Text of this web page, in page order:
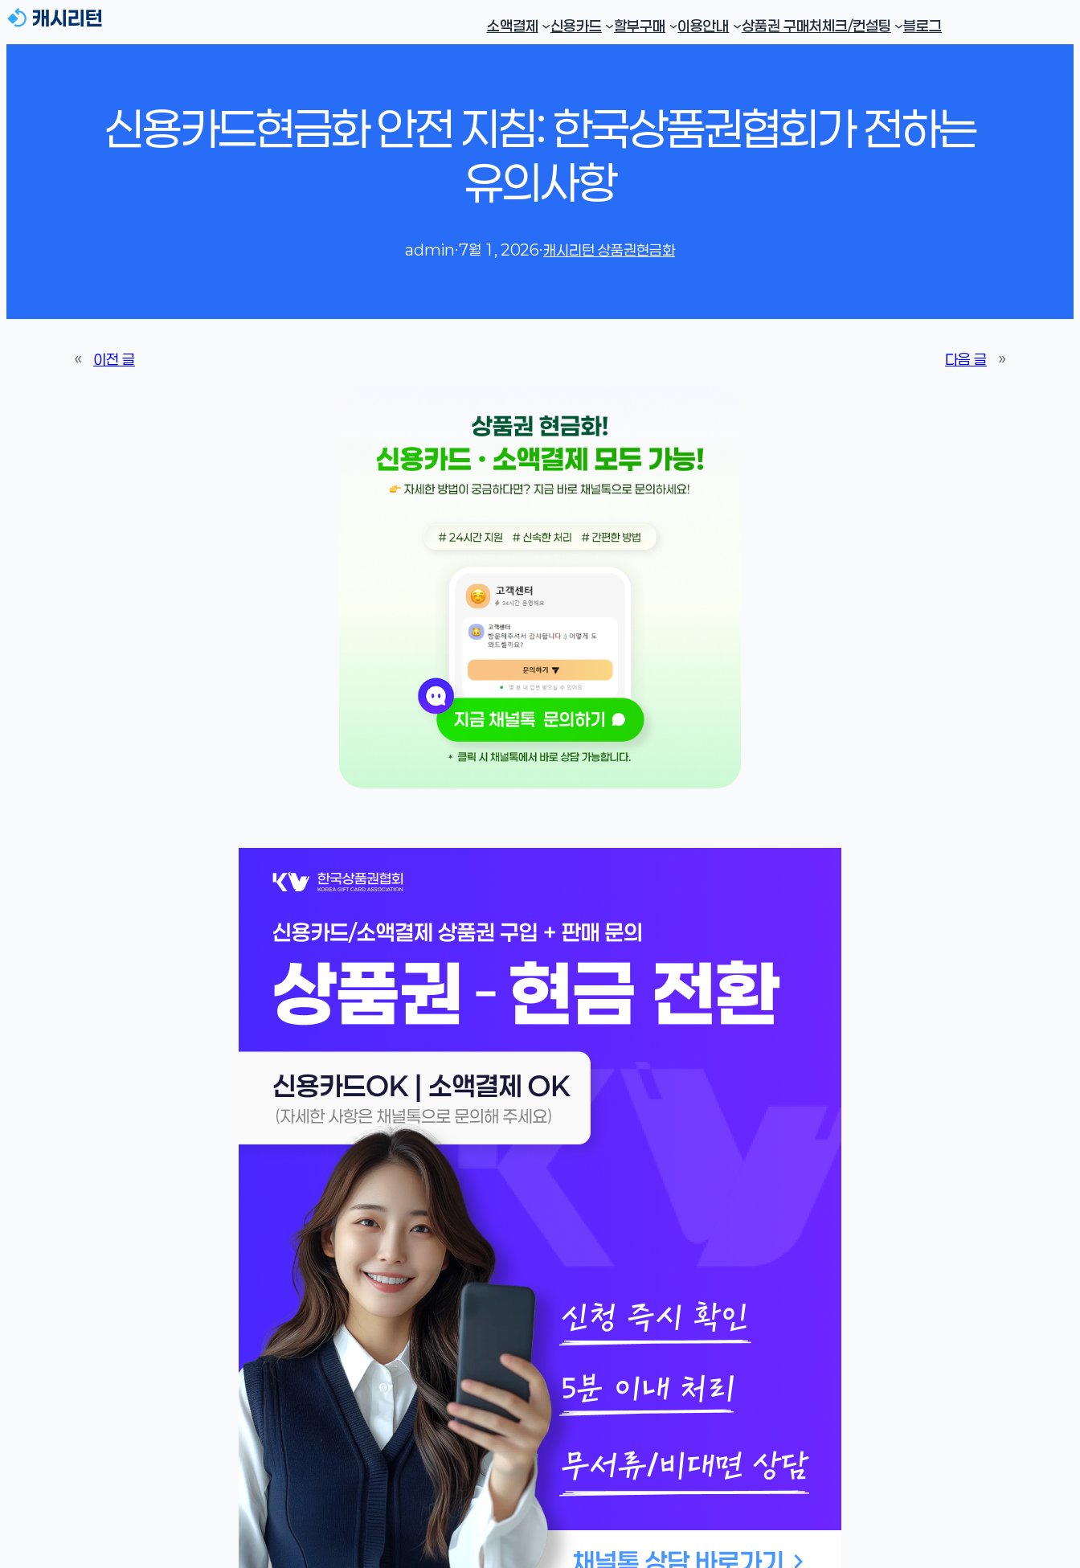
소액결제 신용카드 할부구매 이용안내 상품권 구매처체크/컨설팅 블로그
신용카드현금화 안전 지침: 한국상품권협회가 전하는
유의사항
admin·7월 1, 2026·캐시리턴 상품권현금화
« 이전 글 다음 글 »